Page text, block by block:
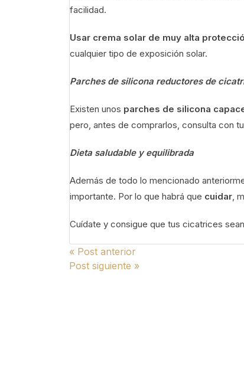
facilidad.
Usar crema solar de muy alta
cualquier tipo de exposición solar.
Parches de silicona reductores de
Existen unos parches de silicona
pero, antes de comprarlos, consulta con
Dieta saludable y equilibrada
Además de todo lo mencionado
importante. Por lo que habrá que cuidar,
Cuídate y consigue que tus cicatrices
Navegación
de
« Post anterior
Post siguiente »